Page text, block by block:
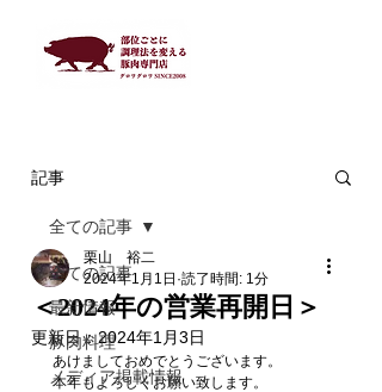
記事
全ての記事
最新情報
豚肉料理
メディア掲載情報
全ての記事
＜2024年の営業再開日＞
栗山 裕二
2024年1月1日 読了時間: 1分
更新日：2024年1月3日
あけましておめでとうございます。
本年もよろしくお願い致します。